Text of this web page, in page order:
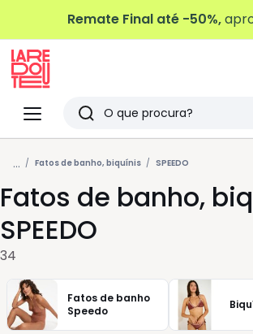
Remate Final até -50%,
Menu
Redoute
Pesquisar
Últimos
artigos
vistos
... Fatos de banho, biquínis SPEEDO
Fatos de banho,
SPEEDO
34
Fatos de banho
Speedo